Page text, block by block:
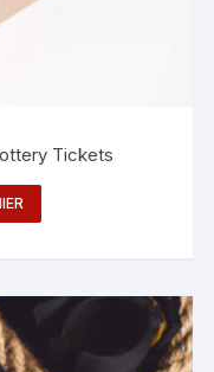
Tickets